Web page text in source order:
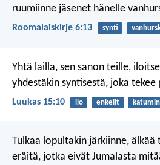
ruumiinne jäsenet hänelle
Roomalaiskirje 6:13 synti
Yhtä lailla, sen sanon teille,
yhdestäkin syntisestä, joka tekee
Luukas 15:10 ilo enkelit
Tulkaa lopultakin järkiinne, älkää
eräitä, jotka eivät Jumalasta